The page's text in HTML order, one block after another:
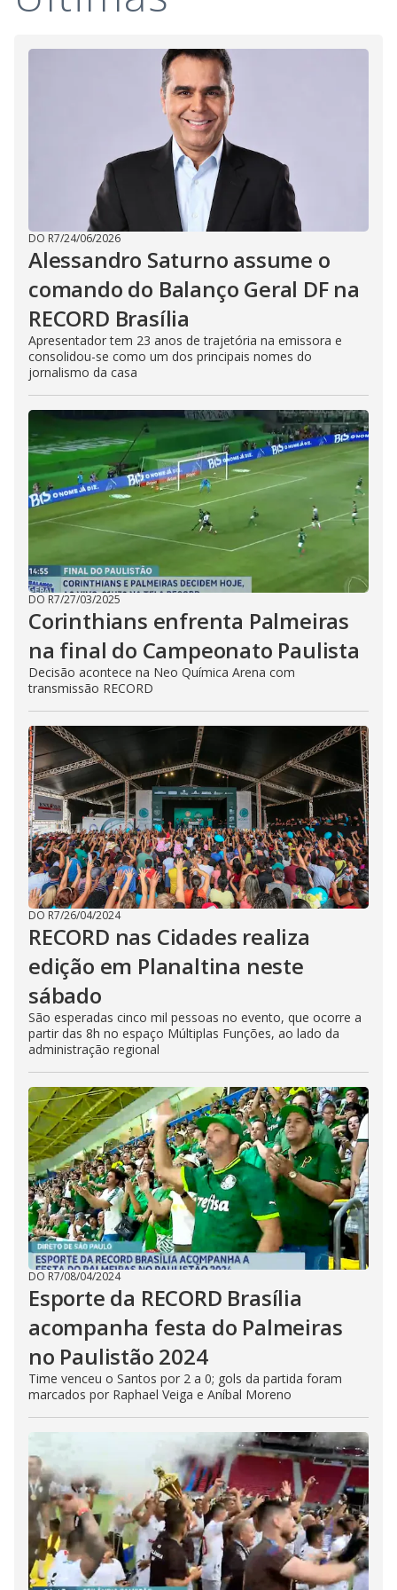
i
d
e
o
DO R7/24/06/2026
Alessandro Saturno assume o
comando do Balanço Geral DF na
RECORD Brasília
Apresentador tem 23 anos de trajetória na emissora e
consolidou-se como um dos principais nomes do
jornalismo da casa
DO R7/27/03/2025
Corinthians enfrenta Palmeiras
na final do Campeonato Paulista
Decisão acontece na Neo Química Arena com
transmissão RECORD
DO R7/26/04/2024
RECORD nas Cidades realiza
edição em Planaltina neste
sábado
São esperadas cinco mil pessoas no evento, que ocorre a
partir das 8h no espaço Múltiplas Funções, ao lado da
administração regional
DO R7/08/04/2024
Esporte da RECORD Brasília
acompanha festa do Palmeiras
no Paulistão 2024
Time venceu o Santos por 2 a 0; gols da partida foram
marcados por Raphael Veiga e Aníbal Moreno